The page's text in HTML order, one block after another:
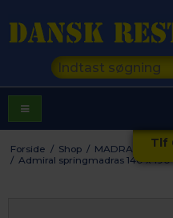
Tlf
Forside / Shop / MADRASSER /
/ Admiral springmadras 140 x